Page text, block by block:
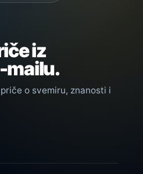
iz
mailu.
o svemiru, znanosti i